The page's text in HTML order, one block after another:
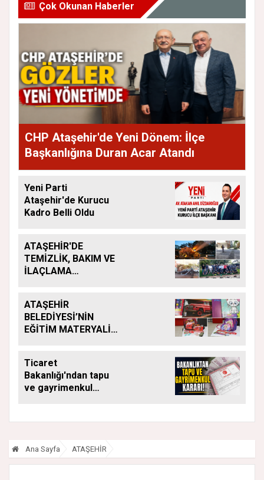
Çok Okunan Haberler
CHP Ataşehir'de Yeni Dönem: İlçe
Başkanlığına Duran Acar Atandı
Yeni Parti
Ataşehir'de Kurucu
Kadro Belli Oldu
ATAŞEHİR'DE
TEMİZLİK, BAKIM VE
İLAÇLAMA
ATAŞEHİR
BELEDİYESİ’NİN
EĞİTİM MATERYALİ
SÜRÜYOR
Ticaret
Bakanlığı'ndan tapu
ve gayrimenkul
yapamayacak
Ana Sayfa ATAŞEHİR